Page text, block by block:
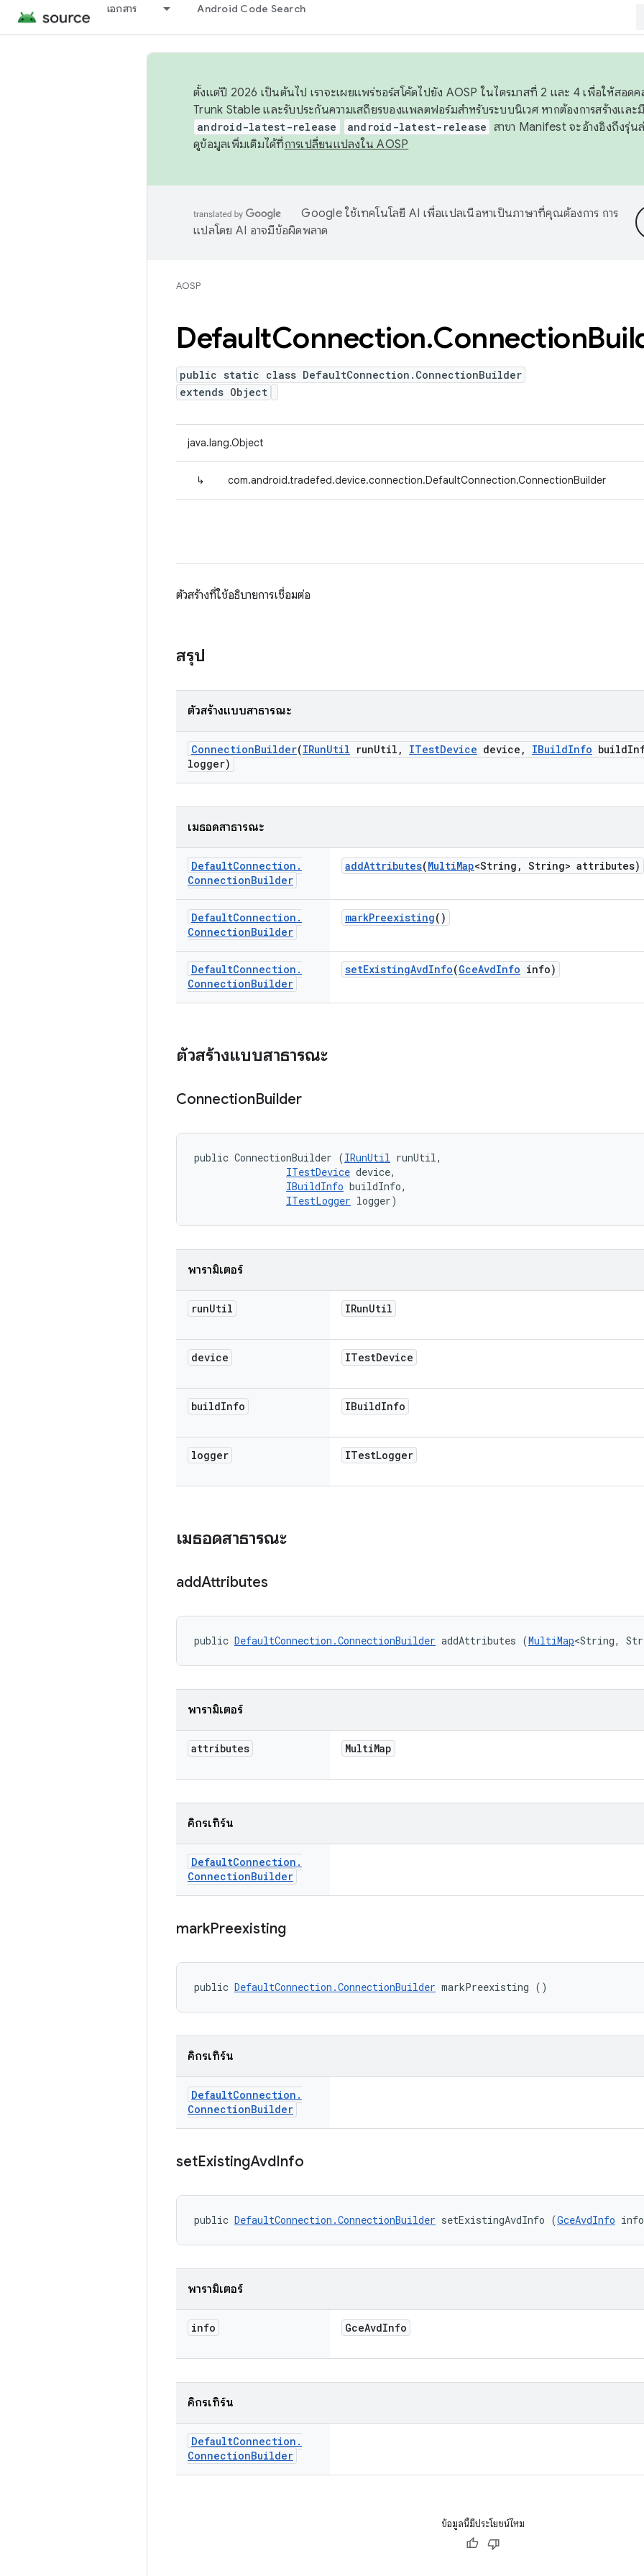
เอกสาร Android Code Search
ตั้งแต่ปี 2026 เป็นต้นไป เราจะเผยแพร่ซอร์สโค้ดไปยัง AOSP ในไตรมาสที่ 2 และ 4 เพื่อให้สอด
Trunk Stable และรับประกันความเสถียรของแพลตฟอร์มสำหรับระบบนิเวศ หากต้องการสร้างและ
android-latest-release android-latest-release สาขา Manifest จะอ้างอิงถึงรุ่
ดูข้อมูลเพิ่มเติมได้ที่การเปลี่ยนแปลงใน AOSP
Google ใช้เทคโนโลยี AI เพื่อแปลเนื้อหาเป็นภาษาที่คุณต้องการ การ
แปลโดย AI อาจมีข้อผิดพลาด
AOSP
DefaultConnection.Connection
public static class DefaultConnection.ConnectionBuilder
extends Object
java.lang.Object
↳ com.android.tradefed.device.connection.DefaultConnection.ConnectionBuilder
ตัวสร้างที่ใช้อธิบายการเชื่อมต่อ
สรุป
ตัวสร้างแบบสาธารณะ
ConnectionBuilder(IRunUtil runUtil , ITestDevice device , IBuildInfo build
logger)
เมธอดสาธารณะ
DefaultConnection .
ConnectionBuilder
addAttributes(MultiMap<String , String> attributes)
DefaultConnection .
ConnectionBuilder
markPreexisting()
DefaultConnection .
ConnectionBuilder
setExistingAvdInfo(GceAvdInfo info)
ตัวสร้างแบบสาธารณะ
ConnectionBuilder
public ConnectionBuilder (IRunUtil runUtil,
ITestDevice device,
IBuildInfo buildInfo,
ITestLogger logger)
พารามิเตอร์
runUtil IRunUtil
device ITestDevice
buildInfo IBuildInfo
logger ITestLogger
เมธอดสาธารณะ
addAttributes
public DefaultConnection.ConnectionBuilder addAttributes (MultiMap<String,
พารามิเตอร์
attributes MultiMap
คิกรีเทิร์น
DefaultConnection .
ConnectionBuilder
markPreexisting
public DefaultConnection.ConnectionBuilder markPreexisting ()
คิกรีเทิร์น
DefaultConnection .
ConnectionBuilder
setExistingAvdInfo
public DefaultConnection.ConnectionBuilder setExistingAvdInfo (GceAvdInfo
พารามิเตอร์
info GceAvdInfo
คิกรีเทิร์น
DefaultConnection .
ConnectionBuilder
ข้อมูลนี้มีประโยชน์ไหม